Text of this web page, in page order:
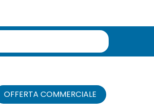
OFFERTA COMMERCIALE